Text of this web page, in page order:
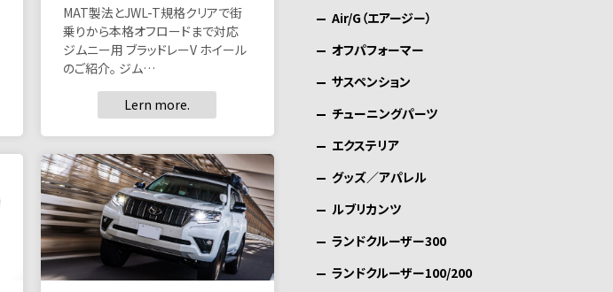
MAT製法とJWL-T規格クリアで街
乗りから本格オフロードまで対応
ジムニー用 ブラッドレーV ホイール
のご紹介。 ジム…
Lern more.
Air/G（エアージー）
オフパフォーマー
サスペンション
チューニングパーツ
エクステリア
グッズ／アパレル
ルブリカンツ
ランドクルーザー300
ランドクルーザー100/200